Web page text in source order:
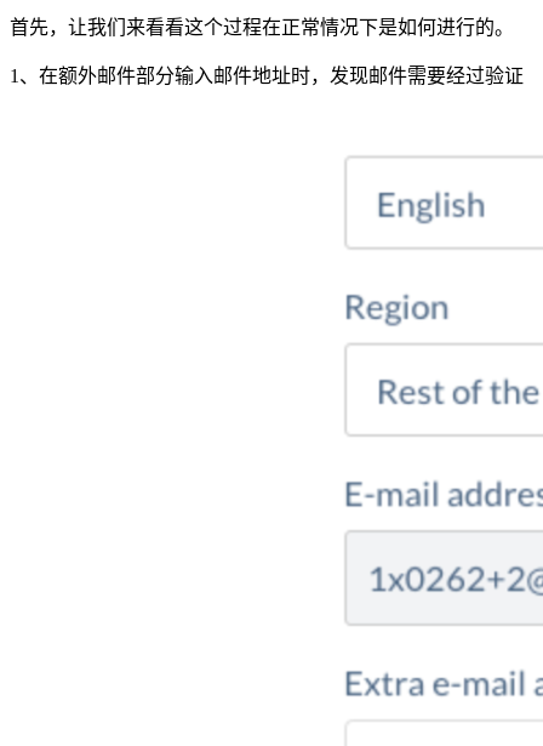
首先，让我们来看看这个过程在正常情况下是如何进行的。
1、在额外邮件部分输入邮件地址时，发现邮件需要经过验证